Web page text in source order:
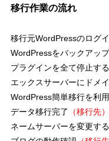
移行作業の流れ
移行元WordPressのログ
WordPressをバックアッ
プラグインを全て停止する
エックスサーバーにドメ
WordPress簡単移行を利
データ移行完了
（移行先）
ネームサーバーを変更する